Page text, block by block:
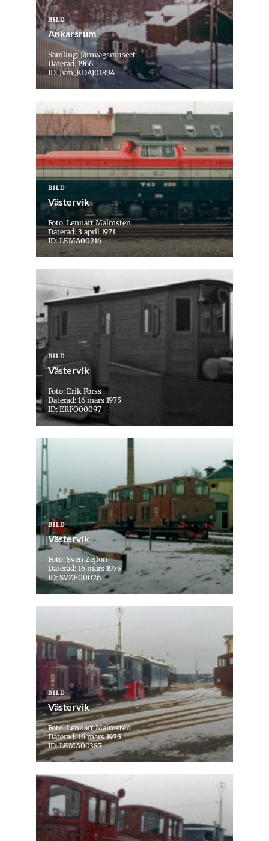
BILD
Ankarsrum
Samling: Järnvägsmuseet
Daterad: 1966
ID: Jvm_KDAJ01894
BILD
Västervik
Foto: Lennart Malmsten
Daterad: 3 april 1971
ID: LEMA00216
BILD
Västervik
Foto: Erik Forss
Daterad: 16 mars 1975
ID: ERFO00097
BILD
Västervik
Foto: Sven Zejlon
Daterad: 16 mars 1975
ID: SVZE00026
BILD
Västervik
Foto: Lennart Malmsten
Daterad: 16 mars 1975
ID: LEMA00387